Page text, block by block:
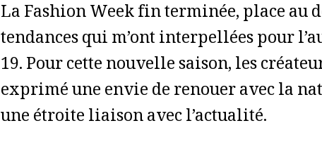
La Fashion Week fin terminée, place au
tendances qui m’ont interpellées pour
19. Pour cette nouvelle saison, les
exprimé une envie de renouer avec la
une étroite liaison avec l’actualité.